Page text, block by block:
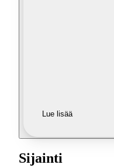
Lue lisää
Sijainti